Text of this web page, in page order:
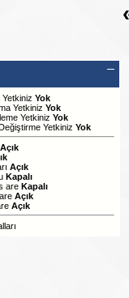
Yok
Yetkiniz Yok
Yetkiniz Yok
Yetkiniz Yok
Açık
Açık
Kapalı
are Kapalı
are Açık
Açık